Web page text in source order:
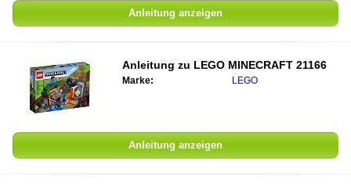
Anleitung anzeigen
Anleitung zu LEGO MINECRAFT 21166
Marke: LEGO
Anleitung anzeigen